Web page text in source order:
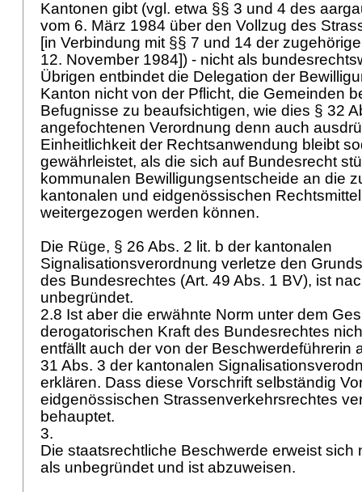
Kantonen gibt (vgl. etwa §§ 3 und 4 des
vom 6. März 1984 über den Vollzug des
[in Verbindung mit §§ 7 und 14 der
12. November 1984]) - nicht als
Übrigen entbindet die Delegation der
Kanton nicht von der Pflicht, die Gemeinden
Befugnisse zu beaufsichtigen, wie dies § 32
angefochtenen Verordnung denn auch
Einheitlichkeit der Rechtsanwendung bleibt
gewährleistet, als die sich auf Bundesrecht
kommunalen Bewilligungsentscheide an die
kantonalen und eidgenössischen
weitergezogen werden können.
Die Rüge, § 26 Abs. 2 lit. b der kantonalen
Signalisationsverordnung verletze den
des Bundesrechtes (Art. 49 Abs. 1 BV), ist
unbegründet.
2.8 Ist aber die erwähnte Norm unter dem
derogatorischen Kraft des Bundesrechtes
entfällt auch der von der Beschwerdeführerin
31 Abs. 3 der kantonalen
erklären. Dass diese Vorschrift selbständig
eidgenössischen Strassenverkehrsrechtes
behauptet.
3.
Die staatsrechtliche Beschwerde erweist sich
als unbegründet und ist abzuweisen.